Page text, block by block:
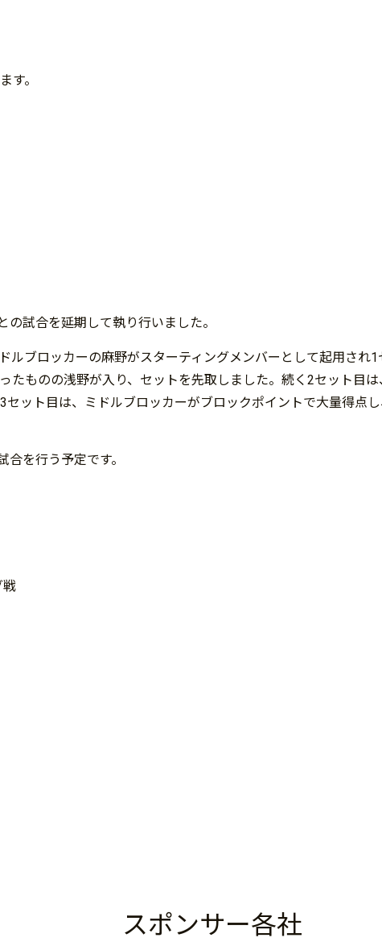
す。
試合を延期して執り行いました。
ルブロッカーの麻野がスターティングメンバーとして起用され
たものの浅野が入り、セットを先取しました。続く2セット目は
ット目は、ミドルブロッカーがブロックポイントで大量得点
を行う予定です。
戦
スポンサー各社